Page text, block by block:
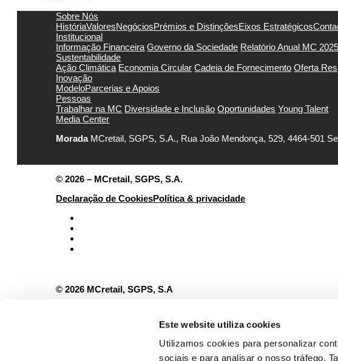
Este website utiliza cookies
Utilizamos cookies para personalizar
sociais e para analisar o nosso tráfego.
Sobre Nós
HistóriaValoresNegóciosPrémios e DistinçõesEixos Estratégicos
Institucional
Informação Financeira Governo da Sociedade Relatório Anual MC 2025
Sustentabilidade
Ação Climática Economia Circular Cadeia de Fornecimento Oferta
Inovação
ModeloParcerias e Apoios
Pessoas
Trabalhar na MC Diversidade e Inclusão Oportunidades Young Talent
Media Center
MoradaMCretail, SGPS, S.A., Rua João Mendonça, 529, 4464-501
© 2026 – MCretail, SGPS, S.A.
Declaração de CookiesPolítica & privacidade
© 2026 MCretail, SGPS, S.A